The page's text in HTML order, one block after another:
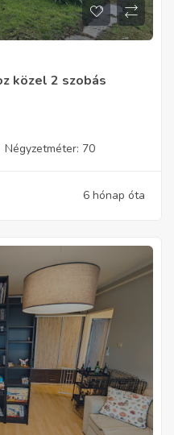
közel 2 szobás
Négyzetméter: 70
6 hónap óta